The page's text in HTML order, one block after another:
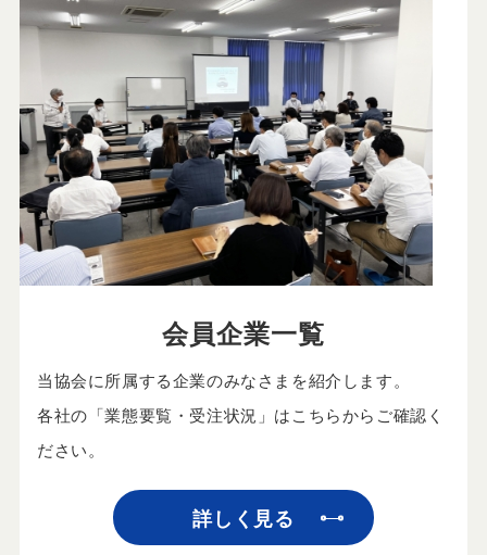
会員企業一覧
当協会に所属する企業のみなさまを紹介します。
各社の「業態要覧・受注状況」はこちらからご確認く
ださい。
詳しく見る